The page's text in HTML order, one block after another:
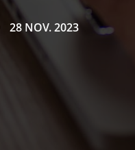
28 NOV. 2023